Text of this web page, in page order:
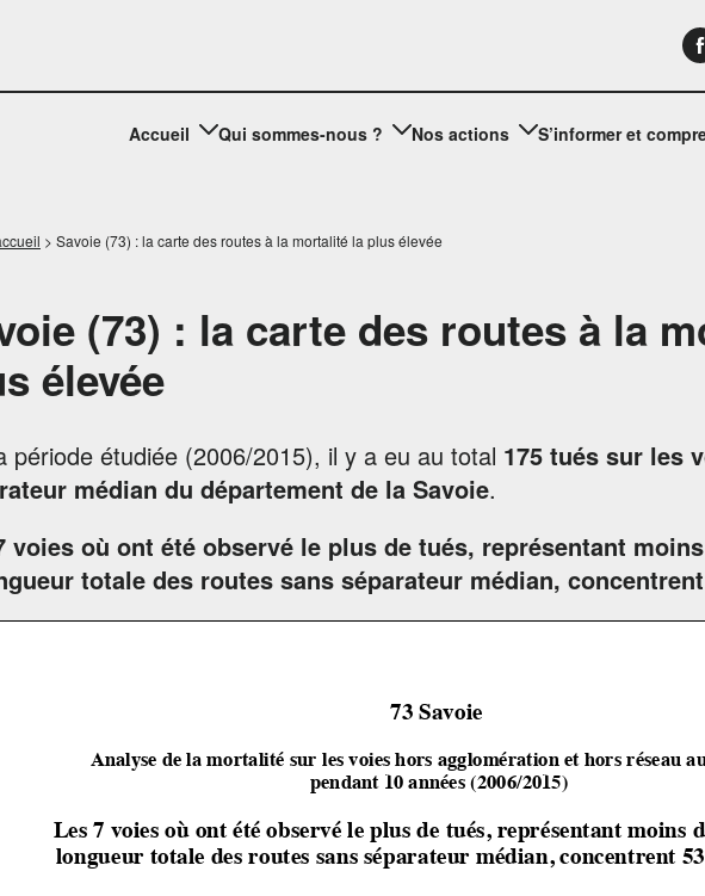
Accueil Qui sommes-nous ? Nos actions S’informer et
> Savoie (73) : la carte des routes à la mortalité la plus élevée
(73) : la carte des routes à la
élevée
période étudiée (2006/2015), il y a eu au total 175 tués sur les
médian du département de la Savoie.
voies où ont été observé le plus de tués, représentant
totale des routes sans séparateur médian,